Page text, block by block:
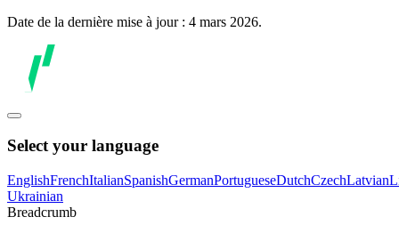
Date de la dernière mise à jour : 4 mars 2026.
Select your language
EnglishFrenchItalianSpanishGermanPortugueseDutchCzechLatvian
Ukrainian
Breadcrumb